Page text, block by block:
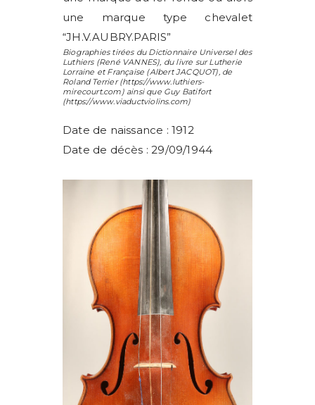
une marque type chevalet
“JH.V.AUBRY.PARIS”
Biographies tirées du Dictionnaire Universel des
Luthiers (René VANNES), du livre sur Lutherie
Lorraine et Française (Albert JACQUOT), de
Roland Terrier(https://www.luthiers-
mirecourt.com) ainsi que Guy Batifort
(https://www.viaductviolins.com)
Date de naissance : 1912
Date de décès : 29/09/1944